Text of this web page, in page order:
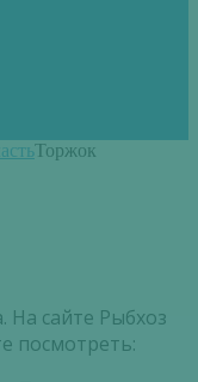
Торжок
сайте Рыбхоз
посмотреть: